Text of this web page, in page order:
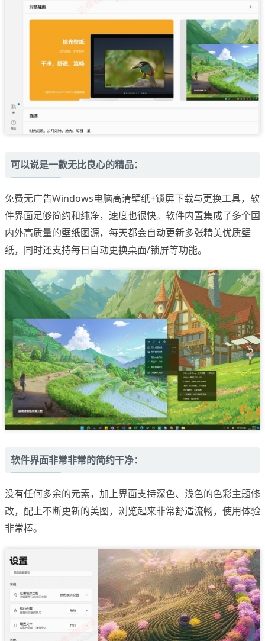
可以说是一款无比良心的精品：
免费无广告Windows电脑高清壁纸+锁屏下载与更换工具，软
件界面足够简约和纯净，速度也很快。软件内置集成了多个国
内外高质量的壁纸图源，每天都会自动更新多张精美优质壁
纸，同时还支持每日自动更换桌面/锁屏等功能。
软件界面非常非常的简约干净：
没有任何多余的元素，加上界面支持深色、浅色的色彩主题修
改，配上不断更新的美图，浏览起来非常舒适流畅，使用体验
非常棒。